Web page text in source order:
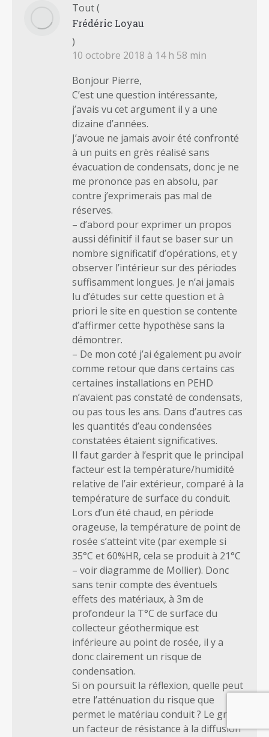
Tout(
Frédéric Loyau
)
10 octobre 2018 à 14 h 58 min
Bonjour Pierre,
C’est une question intéressante,
j’avais vu cet argument il y a une
dizaine d’années.
J’avoue ne jamais avoir été confronté
à un puits en grès réalisé sans
évacuation de condensats, donc je ne
me prononce pas en absolu, par
contre j’exprimerais pas mal de
réserves.
– d’abord pour exprimer un propos
aussi définitif il faut se baser sur un
nombre significatif d’opérations, et y
observer l’intérieur sur des périodes
suffisamment longues. Je n’ai jamais
lu d’études sur cette question et à
priori le site en question se contente
d’affirmer cette hypothèse sans la
démontrer.
– De mon coté j’ai également pu avoir
comme retour que dans certains cas
certaines installations en PEHD
n’avaient pas constaté de condensats,
ou pas tous les ans. Dans d’autres cas
les quantités d’eau condensées
constatées étaient significatives.
Il faut garder à l’esprit que le principal
facteur est la température/humidité
relative de l’air extérieur, comparé à la
température de surface du conduit.
Lors d’un été chaud, en période
orageuse, la température de point de
rosée s’atteint vite (par exemple si
35°C et 60%HR, cela se produit à 21°C
– voir diagramme de Mollier). Donc
sans tenir compte des éventuels
effets des matériaux, à 3m de
profondeur la T°C de surface du
collecteur géothermique est
inférieure au point de rosée, il y a
donc clairement un risque de
condensation.
Si on poursuit la réflexion, quelle peut
etre l’atténuation du risque que
permet le matériau conduit ? Le grès à
un facteur de résistance à la diffusion